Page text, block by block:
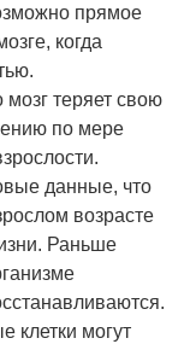
прямое
когда
мозг теряет свою
по мере
данные, что
возрасте
Раньше
клетки могут